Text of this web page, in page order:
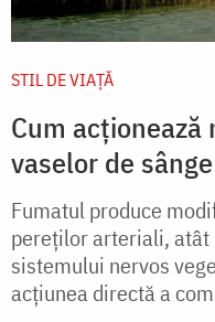
STIL DE VIAŢĂ
Cum
vaselor de sânge
Fumatul produce
pereţilor arteriali,
sistemului nervos
acţiunea directă a